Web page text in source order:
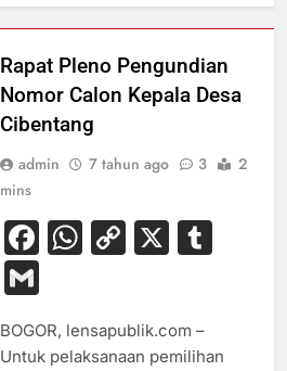
Rapat Pleno Pengundian
Nomor Calon Kepala Desa
Cibentang
admin 7 tahun ago 3
2
mins
Facebook
WhatsApp
Copy
X
Gmail
BOGOR, lensapublik.com –
Untuk pelaksanaan pemilihan